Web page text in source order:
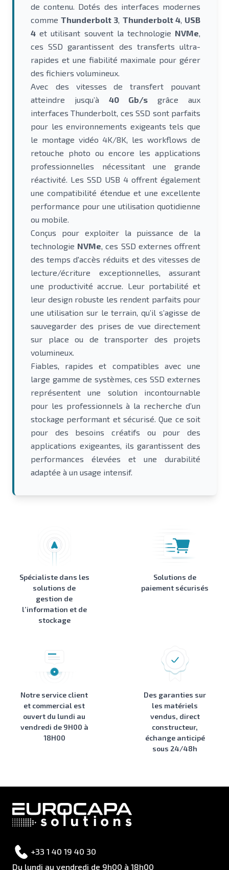
de contenu. Dotés des interfaces modernes
commeThunderbolt 3, Thunderbolt 4, USB
4 et utilisant souvent la technologie NVMe,
ces SSD garantissent des transferts ultra-
rapides et une fiabilité maximale pour gérer
des fichiers volumineux.
Avec des vitesses de transfert pouvant
atteindre jusqu’à 40 Gb/s grâce aux
interfaces Thunderbolt, ces SSD sont parfaits
pour les environnements exigeants tels que
le montage vidéo 4K/8K, les workflows de
retouche photo ou encore les applications
professionnelles nécessitant une grande
réactivité. Les SSD USB 4 offrent également
une compatibilité étendue et une excellente
performance pour une utilisation quotidienne
ou mobile.
Conçus pour exploiter la puissance de la
technologie NVMe, ces SSD externes offrent
des temps d'accès réduits et des vitesses de
lecture/écriture exceptionnelles, assurant
une productivité accrue. Leur portabilité et
leur design robuste les rendent parfaits pour
une utilisation sur le terrain, qu’il s’agisse de
sauvegarder des prises de vue directement
sur place ou de transporter des projets
volumineux.
Fiables, rapides et compatibles avec une
large gamme de systèmes, ces SSD externes
représentent une solution incontournable
pour les professionnels à la recherche d’un
stockage performant et sécurisé. Que ce soit
pour des besoins créatifs ou pour des
applications exigeantes, ils garantissent des
performances élevées et une durabilité
adaptée à un usage intensif.
Spécialiste dans les
solutions de
gestion de
l’information et de
stockage
Solutions de
paiement sécurisés
Notre service client
et commercial est
ouvert du lundi au
vendredi de 9H00 à
18H00
Des garanties sur
les matériels
vendus, direct
constructeur,
échange anticipé
sous 24/48h
+33 1 40 19 40 30
Du lundi au vendredi de 9h00 à 18h00